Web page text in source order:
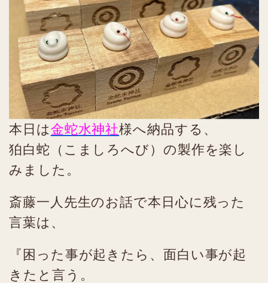
本日は金蛇水神社様へ納品する、
狛白蛇（こましろへび）の製作を楽し
みました。
斎藤一人先生のお話で本日心に残った
言葉は、
『困った事が起きたら、面白い事が起
きたと言う。